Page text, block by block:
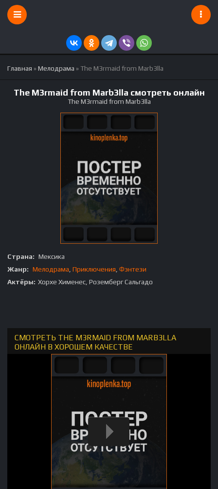
Главная »Мелодрама » The M3rmaid from Marb3lla
The M3rmaid from Marb3lla смотреть онлайн
The M3rmaid from Marb3lla
Страна: Мексика
Жанр: Мелодрама Приключения Фэнтези
Актёры: Хорхе Хименес, Роземберг Сальгадо
СМОТРЕТЬ THE M3RMAID FROM MARB3LLA
ОНЛАЙН В ХОРОШЕМ КАЧЕСТВЕ